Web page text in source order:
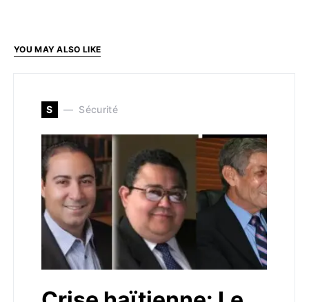
YOU MAY ALSO LIKE
S Sécurité